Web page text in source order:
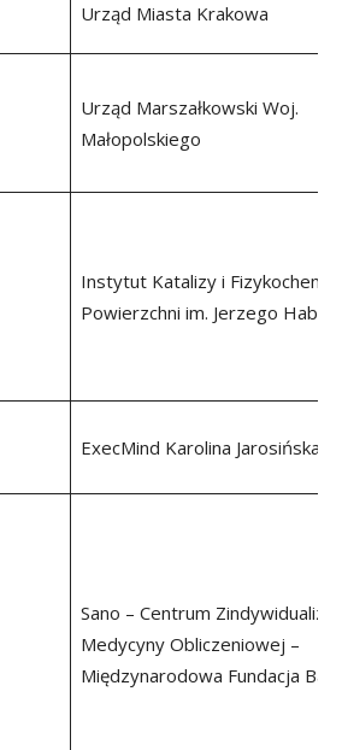
Urząd Miasta Krakowa
Urząd Marszałkowski Woj.
Małopolskiego
Instytut Katalizy i Fizykochemii
Powierzchni im. Jerzego
ExecMind Karolina Jarosińska
Sano – Centrum
Medycyny Obliczeniowej –
Międzynarodowa Fundacja